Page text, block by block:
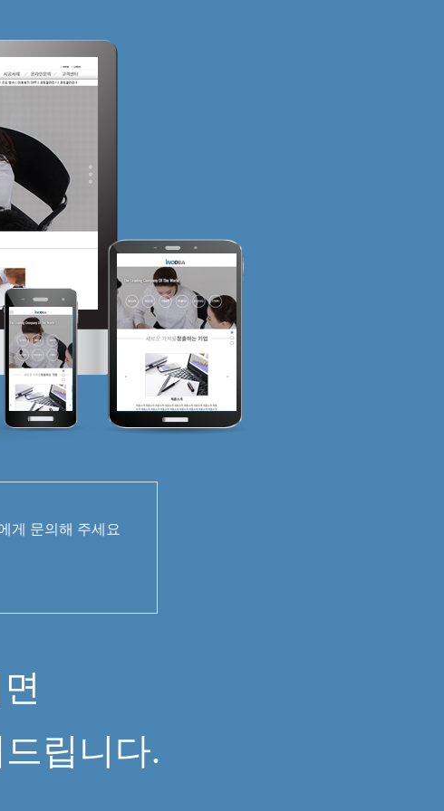
게 문의해 주세요
립니다.